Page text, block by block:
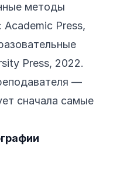
методы
Press,
Press, 2022.
—
сначала самые